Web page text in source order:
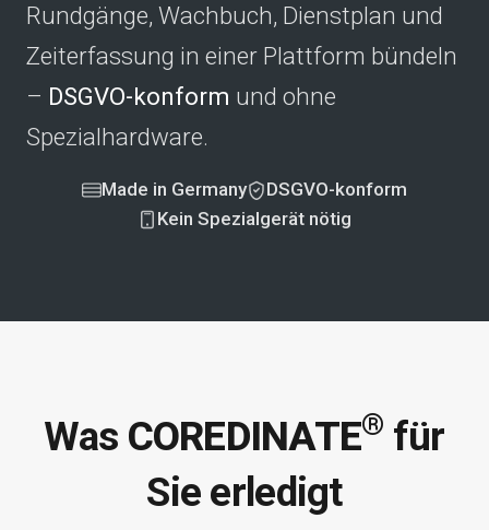
Rundgänge, Wachbuch, Dienstplan und
Zeiterfassung in einer Plattform bündeln
– DSGVO-konform und ohne
Spezialhardware.
Made in Germany
DSGVO-konform
Kein Spezialgerät nötig
Was COREDINATE® für
Sie erledigt